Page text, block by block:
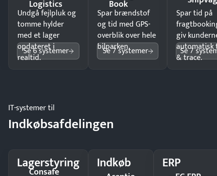
Logistics
Undgå fejlpluk og
tomme hylder
med et lager
opdateret i
realtid.
Se 6 systemer
Book
Spar brændstof
og tid med GPS-
overblik over hele
bilparken.
Se 7 systemer
Spar tid på
giv
automatisk
& trace.
Se 7
IT-systemer til
Indkøbsafdelingen
Lagerstyring
Consafe Indkøb ERP